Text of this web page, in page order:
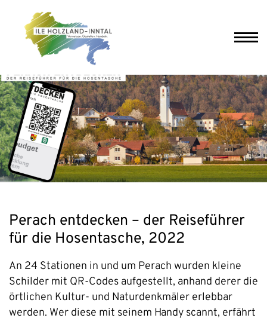
Perach entdecken – der Reiseführer
für die Hosentasche, 2022
An 24 Stationen in und um Perach wurden kleine
Schilder mit QR-Codes aufgestellt, anhand derer die
örtlichen Kultur- und Naturdenkmäler erlebbar
werden. Wer diese mit seinem Handy scannt, erfährt